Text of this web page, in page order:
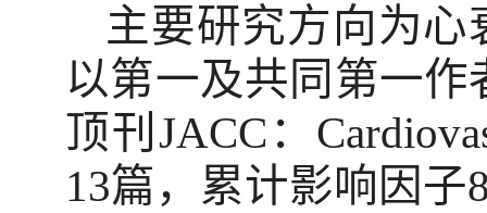
主要研究方向为
以第一及共同第一
顶刊 JACC ：
13篇，累计影响因子